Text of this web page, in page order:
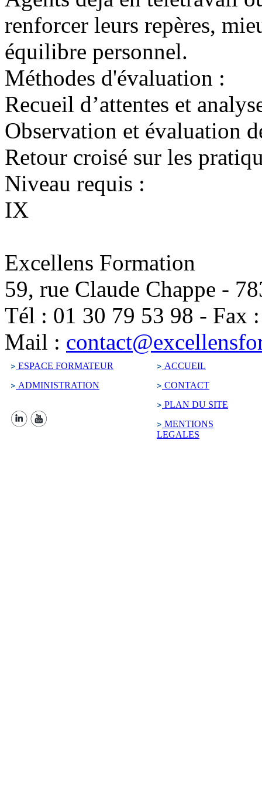
renforcer leurs repères,
équilibre personnel.
Méthodes d'évaluation :
Recueil d’attentes et
Observation et évaluation
Retour croisé sur les
Niveau requis :
IX
Excellens Formation
59, rue Claude Chappe -
Tél : 01 30 79 53 98 - Fax
Mail :
ESPACE FORMATEUR
ACCUEIL
ADMINISTRATION
CONTACT
PLAN DU SITE
MENTIONS
LEGALES